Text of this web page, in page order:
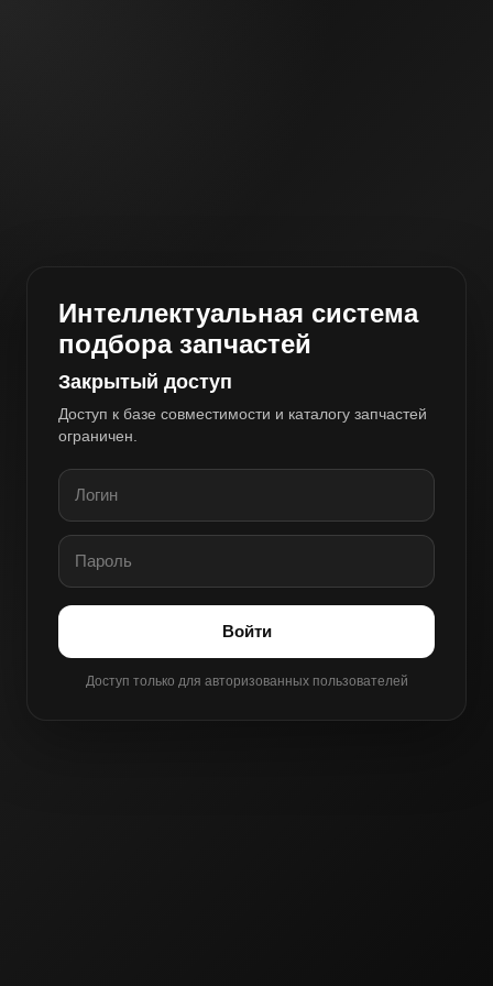
Интеллектуальная система
подбора запчастей
Закрытый доступ
Доступ к базе совместимости и каталогу запчастей
ограничен.
Войти
Доступ только для авторизованных пользователей